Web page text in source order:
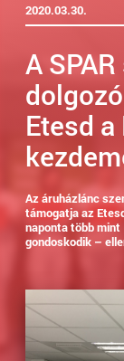
2020.03.30.
A
Etesd
Az áruházlánc
támogatja az
naponta több mint
gondoskodik –